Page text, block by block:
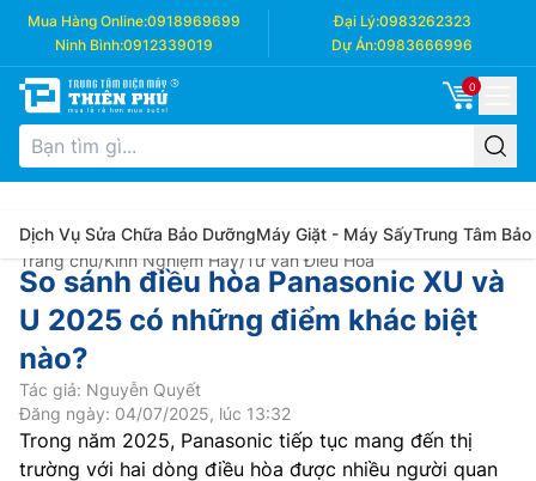
Mua Hàng Online:0918969699 Đại Lý:0983262323
Ninh Bình:0912339019 Dự Án:0983666996
0
Dịch Vụ Sửa Chữa Bảo DưỡngMáy Giặt - Máy SấyTrung Tâm Bảo
Trang chủ/Kinh Nghiệm Hay/Tư vấn Điều Hòa
So sánh điều hòa Panasonic XU và
U 2025 có những điểm khác biệt
nào?
Tác giả: Nguyễn Quyết
Đăng ngày: 04/07/2025, lúc 13:32
Trong năm 2025, Panasonic tiếp tục mang đến thị
trường với hai dòng điều hòa được nhiều người quan